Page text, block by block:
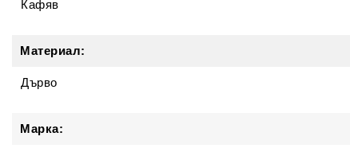
Кафяв
Материал:
Дърво
Марка: